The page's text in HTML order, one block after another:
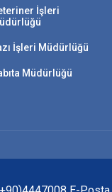
İşleri
İşleri Müdürlüğü
Müdürlüğü